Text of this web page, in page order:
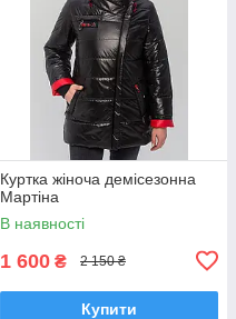
Куртка жіноча демісезонна
Мартіна
В наявності
1 600 ₴ 2 150 ₴
Купити